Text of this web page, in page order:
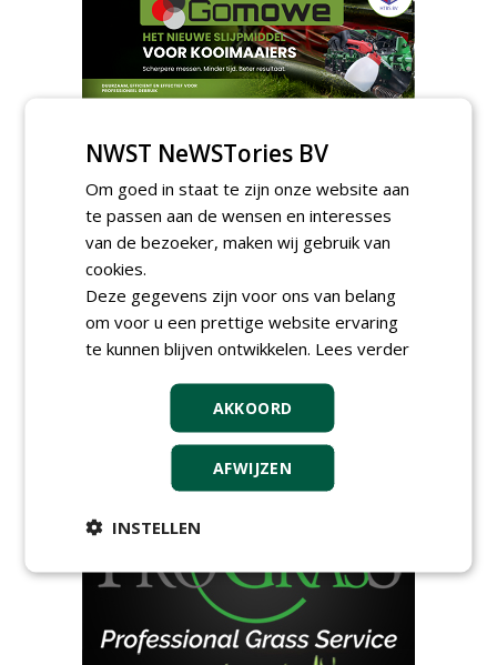
bijdragen aan uniform
aanbesteden van duurzame
kunstgrasvelden
woensdag 23 september 2026
Nationale Grasdag strijkt
neer in MAC³PARK Stadion
van PEC Zwolle
woensdag 18 november 2026
Save the Date: Green Gala op
woensdag 2 december
woensdag 2 december 2026
NWST NeWSTories BV
Om goed in staat te zijn onze website aan
te passen aan de wensen en interesses
van de bezoeker, maken wij gebruik van
cookies.
Deze gegevens zijn voor ons van belang
om voor u een prettige website ervaring
te kunnen blijven ontwikkelen. Lees verder
AKKOORD
AFWIJZEN
INSTELLEN